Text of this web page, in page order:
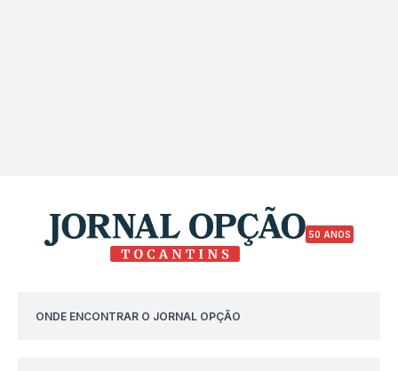
50 ANOS
ONDE ENCONTRAR O JORNAL OPÇÃO